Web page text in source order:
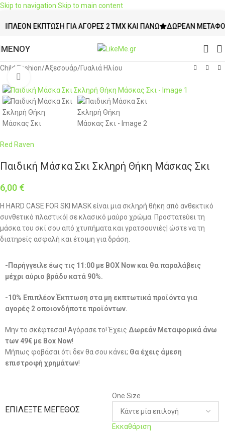
Skip to navigation Skip to main content
ΈΚΠΤΩΣΗ ΓΙΑ ΑΓΟΡΈΣ 2 ΤΜΧ ΚΑΙ ΠΆΝΩ ΔΩΡΕΆΝ
ΜΕΝΟΥ
Child Fashion/Αξεσουάρ/Γυαλιά Ηλίου
Red Raven
Παιδική Μάσκα Σκι Σκληρή Θήκη Μάσκας Σκι
6,00 €
Η HARD CASE FOR SKI MASK είναι μια σκληρή θήκη από ανθεκτικό
συνθετικό πλαστικό| σε κλασικό μαύρο χρώμα. Προστατεύει τη
μάσκα του σκί σου από χτυπήματα και γρατσουνιές| ώστε να τη
διατηρείς ασφαλή και έτοιμη για δράση.
-Παρήγγειλε έως τις 11:00 με BOX Now και θα παραλάβεις
μέχρι αύριο βράδυ κατά 90%.
-10% Επιπλέον Έκπτωση στα μη εκπτωτικά προϊόντα για
αγορές 2 οποιονδήποτε προϊόντων.
Μην το σκέφτεσαι! Αγόρασε το! Έχεις Δωρεάν Μεταφορικά άνω
των 49€ με Box Now!
Μήπως φοβάσαι ότι δεν θα σου κάνει; Θα έχεις άμεση
επιστροφή χρημάτων!
ΕΠΙΛΈΞΤΕ ΜΈΓΕΘΟΣ
One Size
Εκκαθάριση